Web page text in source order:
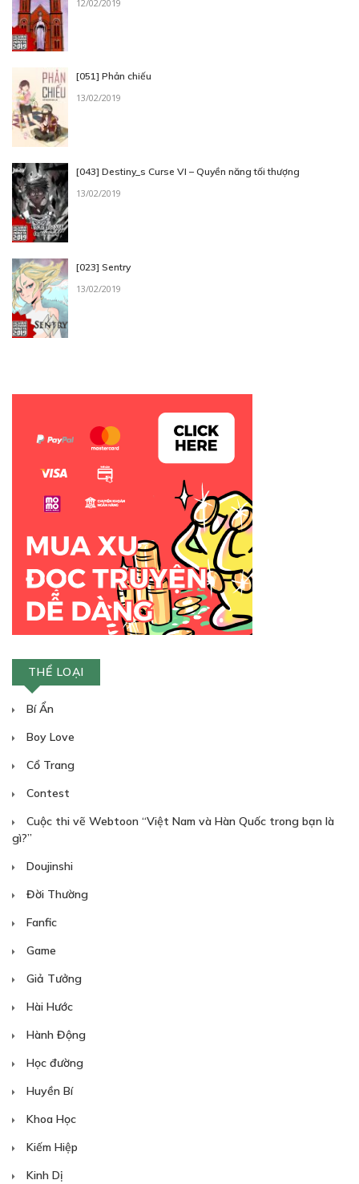
12/02/2019
[051] Phản chiếu
13/02/2019
[043] Destiny_s Curse VI – Quyền năng tối thượng
13/02/2019
[023] Sentry
13/02/2019
THỂ LOẠI
Bí Ẩn
Boy Love
Cổ Trang
Contest
Cuộc thi vẽ Webtoon “Việt Nam và Hàn Quốc trong bạn là
gì?”
Doujinshi
Đời Thường
Fanfic
Game
Giả Tưởng
Hài Hước
Hành Động
Học đường
Huyền Bí
Khoa Học
Kiếm Hiệp
Kinh Dị